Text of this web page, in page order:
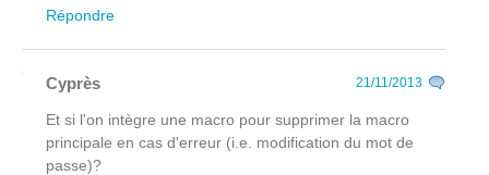
Répondre
Cyprès 21/11/2013
Et si l'on intègre une macro pour supprimer la macro
principale en cas d'erreur (i.e. modification du mot de
passe)?